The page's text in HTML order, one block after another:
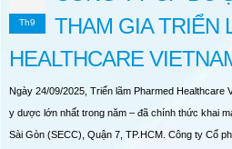
Th9
THAM GIA TRIỂN
HEALTHCARE
Ngày 24/09/2025, Triển lãm Pharmed Healthcare
y dược lớn nhất trong năm – đã chính thức khai
Sài Gòn (SECC), Quận 7, TP.HCM. Công ty Cổ